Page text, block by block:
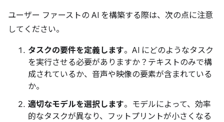
ユーザー ファーストの AI を構築する際は、次の点に注意
してください。
タスクの要件を定義します。AI にどのようなタスク
を実行させる必要がありますか？テキストのみで構
成されているか、音声や映像の要素が含まれている
か。
適切なモデルを選択します。モデルによって、効率
的なタスクが異なり、フットプリントが小さくなる